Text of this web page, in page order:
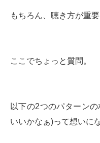
もちろん、聴き方が重
ここでちょっと質問。
以下の2つのパターン
いいかなぁ)って想いに